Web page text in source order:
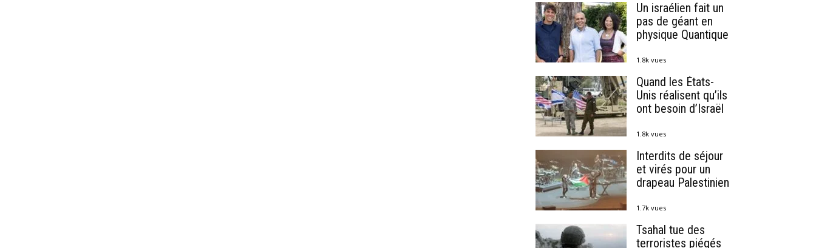
Un israélien fait un
pas de géant en
physique Quantique
1.8k vues
Quand les États-
Unis réalisent qu’ils
ont besoin d’Israël
1.8k vues
Interdits de séjour
et virés pour un
drapeau Palestinien
1.7k vues
Tsahal tue des
terroristes piégés